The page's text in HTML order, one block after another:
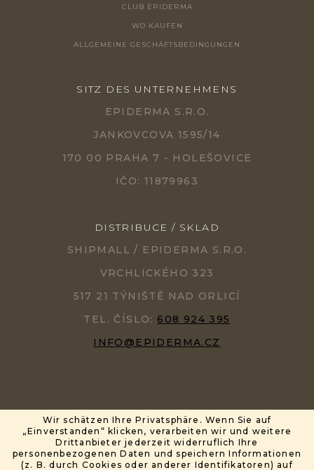
Wir schätzen Ihre Privatsphäre. Wenn Sie auf
„Einverstanden“ klicken, verarbeiten wir und weitere
Drittanbieter jederzeit widerruflich Ihre
personenbezogenen Daten und speichern Informationen
(z. B. durch Cookies oder anderer Identifikatoren) auf
CLUB EPIDERMA
WO KAUFEN
ALLGEMEINE GESCHÄFTSBEDINGUNGEN
SITZ DES UNTERNEHMENS
EPIDERMA S.R.O.
JANKOVCOVA 1595/14
170 00 PRAHA 7 - HOLEŠOVICE
IČO: 11879963
DISTRIBUCE / SKLAD
SHIPMALL / EPIDERMA S.R.O.
VRCHLICKÉHO 323
517 21 TÝNIŠTĚ NAD ORLICÍ
TEL. ČÍSLO: 608 924 395
INFO@EPIDERMA.CZ
ERSTELLT VON SHOPTET PARTNER: MIRANDAMEDIA GROUP, S.R.O.
COPYRIGHT 2026EPIDERMA®. ALLE RECHTE VORBEHALTEN.